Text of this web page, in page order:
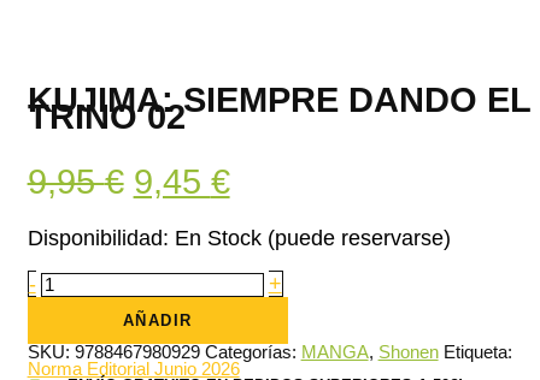
KUJIMA: SIEMPRE DANDO EL
TRINO 02
9,95€ El
precio
original
era:
9,95 €.
9,45 €El
precio
actual
9,45 €.
Disponibilidad: En Stock (puede reservarse)
- Kujima:
Siempre
trino
02
+
AÑADIR
SKU: 9788467980929 Categorías: MANGA, Shonen Etiqueta:
Norma Editorial Junio 2026